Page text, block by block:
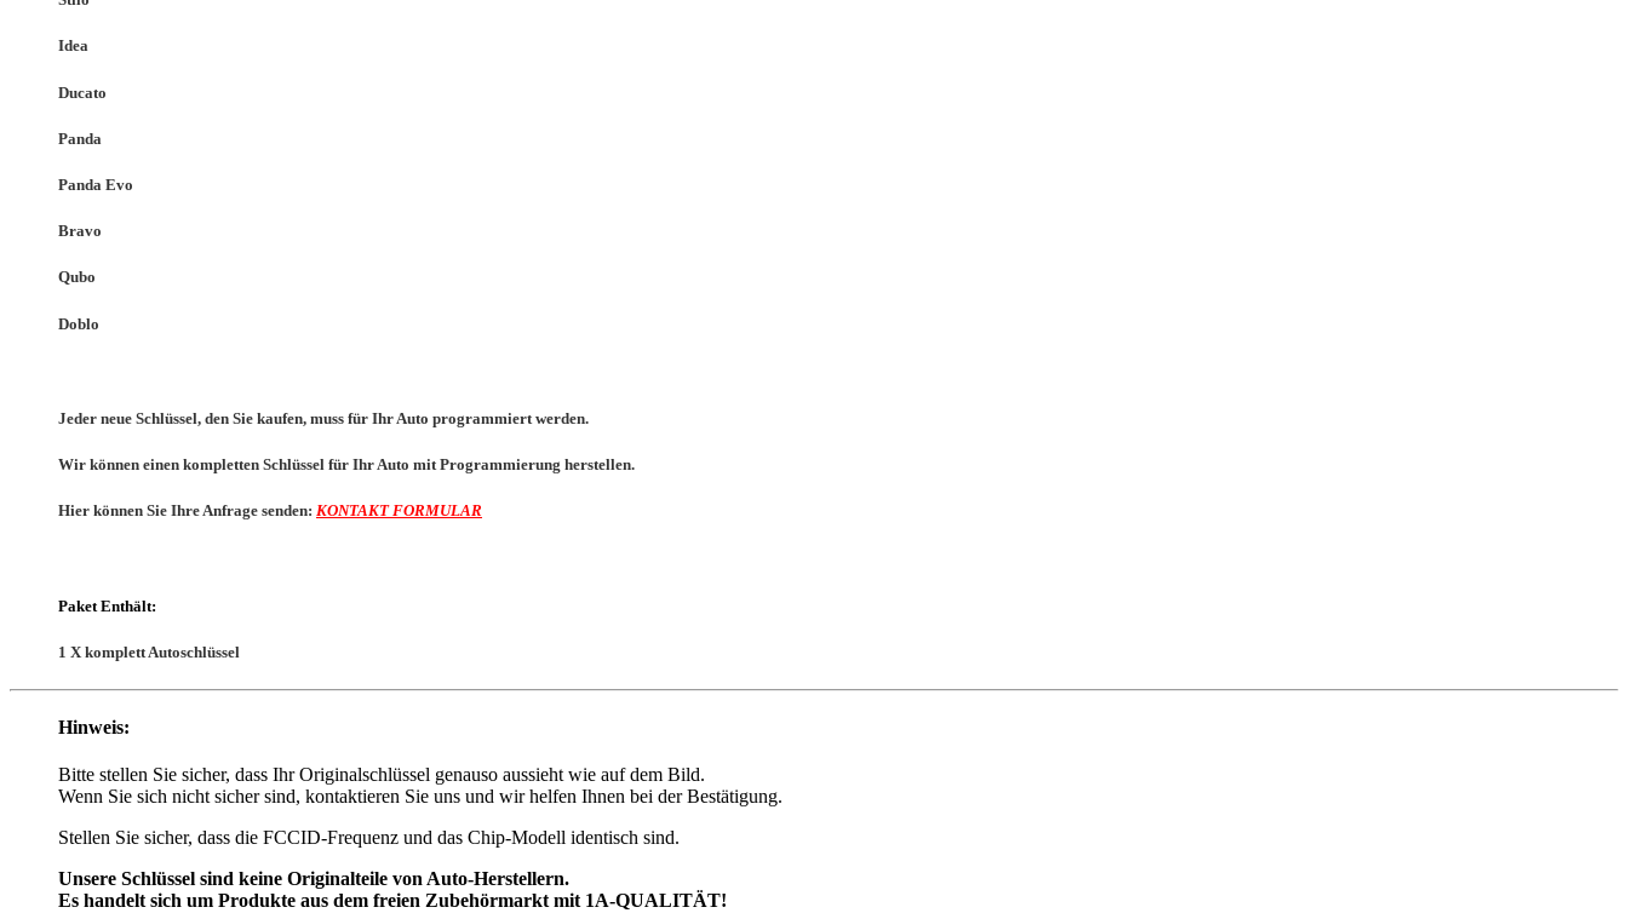
Idea
Ducato
Panda
Panda Evo
Bravo
Qubo
Doblo
Jeder neue Schlüssel, den Sie kaufen, muss für Ihr Auto programmiert werden.
Wir können einen kompletten Schlüssel für Ihr Auto mit Programmierung herstellen.
Hier können Sie Ihre Anfrage senden: KONTAKT FORMULAR
Paket Enthält:
1 X komplett Autoschlüssel
Hinweis:
Bitte stellen Sie sicher, dass Ihr Originalschlüssel genauso aussieht wie auf dem Bild.
Wenn Sie sich nicht sicher sind, kontaktieren Sie uns und wir helfen Ihnen bei der Bestätigung.
Stellen Sie sicher, dass die FCCID-Frequenz und das Chip-Modell identisch sind.
Unsere Schlüssel sind keine Originalteile von Auto-Herstellern.
Es handelt sich um Produkte aus dem freien Zubehörmarkt mit 1A-QUALITÄT!